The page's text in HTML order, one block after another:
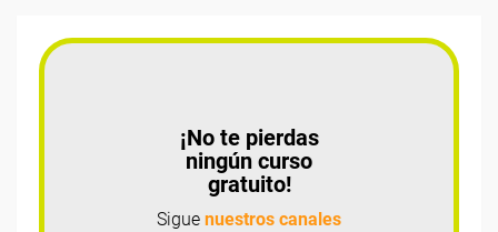
¡No te pierdas
ningún curso
gratuito!
Sigue nuestros canales